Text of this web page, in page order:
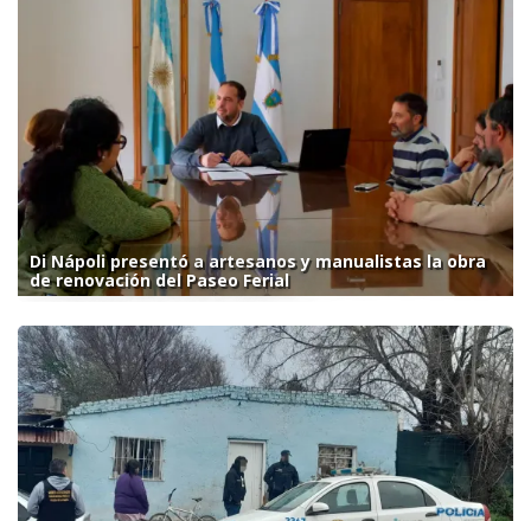
Di Nápoli presentó a artesanos y manualistas la obra
de renovación del Paseo Ferial